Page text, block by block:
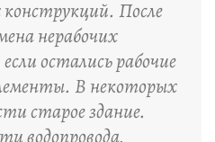
После
нерабочих
остались рабочие
В некоторых
старое здание.
водопровода,